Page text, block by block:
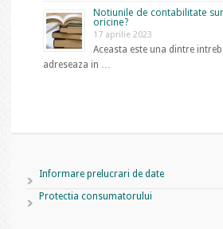
Notiunile de contabilitate
oricine?
17 aprilie 2023
Aceasta este una dintre
adreseaza in …
Informare prelucrari de date
Protectia consumatorului